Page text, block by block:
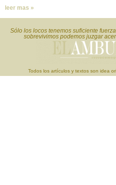
leer mas »
Sólo los locos tenemos suficiente
sobrevivimos podemos juzgar
Todos los artículos y textos son idea